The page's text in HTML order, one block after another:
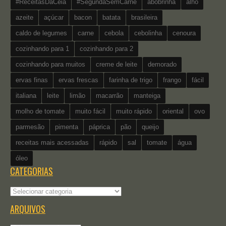
#ReceitasDaCeia #SegundaSemCarne abobrinha alho
azeite açúcar bacon batata brasileira
caldo de legumes carne cebola cebolinha cenoura
cozinhando para 1 cozinhando para 2
cozinhando para muitos creme de leite demorado
ervas finas ervas frescas farinha de trigo frango fácil
italiana leite limão macarrão manteiga
molho de tomate muito fácil muito rápido oriental ovo
parmesão pimenta páprica pão queijo
receitas mais acessadas rápido sal tomate água
óleo
CATEGORIAS
Categorias
ARQUIVOS